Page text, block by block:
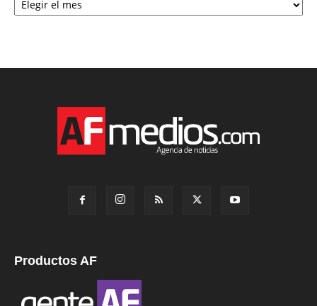
Productos AF